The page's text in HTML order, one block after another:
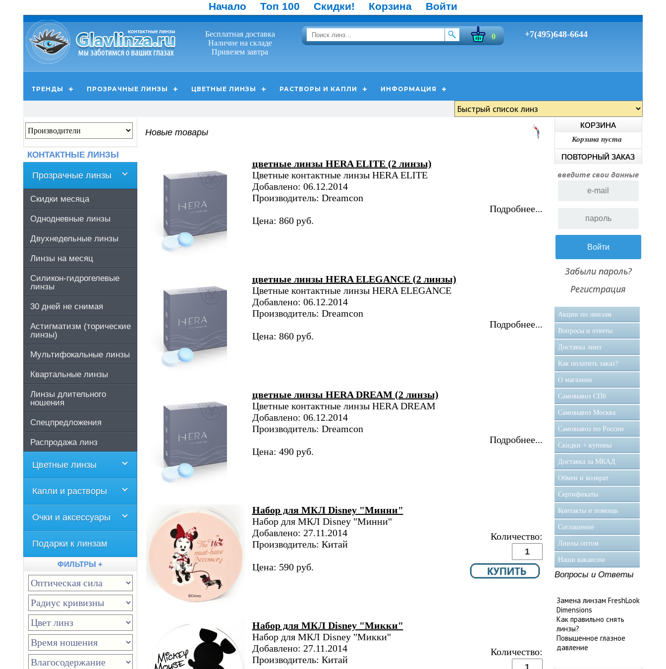
Начало Топ 100 Скидки! Корзина Войти
Бесплатная доставка
Наличие на складе
Привезем завтра
0 +7(495)648-6644
ТРЕНДЫ ПРОЗРАЧНЫЕ ЛИНЗЫ ЦВЕТНЫЕ ЛИНЗЫ РАСТВОРЫ И КАПЛИ ИНФОРМАЦИЯ
Новые товары
цветные линзы HERA ELITE (2 линзы)
Цветные контактные линзы HERA ELITE
Добавлено: 06.12.2014
Производитель: Dreamcon
Цена: 860 руб.
Подробнее...
цветные линзы HERA ELEGANCE (2 линзы)
Цветные контактные линзы HERA ELEGANCE
Добавлено: 06.12.2014
Производитель: Dreamcon
Цена: 860 руб.
Подробнее...
цветные линзы HERA DREAM (2 линзы)
Цветные контактные линзы HERA DREAM
Добавлено: 06.12.2014
Производитель: Dreamcon
Цена: 490 руб.
Подробнее...
Набор для МКЛ Disney "Минни"
Набор для МКЛ Disney "Минни"
Добавлено: 27.11.2014
Производитель: Китай
Цена: 590 руб.
Количество:
Набор для МКЛ Disney "Микки"
Набор для МКЛ Disney "Микки"
Добавлено: 27.11.2014
Производитель: Китай
Количество:
КОНТАКТНЫЕ ЛИНЗЫ
Прозрачные линзы
Скидки месяца
Однодневные линзы
Двухнедельные линзы
Линзы на месяц
Силикон-гидрогелевые
линзы
30 дней не снимая
Астигматизм (торические
линзы)
Мультифокальные линзы
Квартальные линзы
Линзы длительного
ношения
Спецпредложения
Распродажа линз
Цветные линзы
Капли и растворы
Очки и аксессуары
Подарки к линзам
ФИЛЬТРЫ +
КОРЗИНА
Корзина пуста
ПОВТОРНЫЙ ЗАКАЗ
введите свои данные
Забыли пароль?
Регистрация
Акции по линзам
Вопросы и ответы
Доставка линз
Как оплатить заказ?
О магазине
Самовывоз CПб
Самовывоз Москва
Самовывоз по России
Скидки + купоны
Доставка за МКАД
Обмен и возврат
Сертификаты
Контакты и помощь
Соглашение
Линзы оптом
Наши вакансии
Вопросы и Ответы
Замена линзам FreshLook
Dimensions
Как правильно снять
линзы?
Повышенное глазное
давление